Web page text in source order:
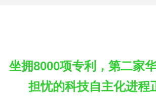
坐拥8000项专利，第二家
担忧的科技自主化进程